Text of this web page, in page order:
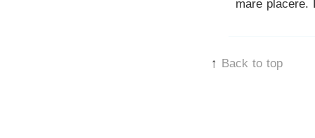
mare placere.
↑ Back to top